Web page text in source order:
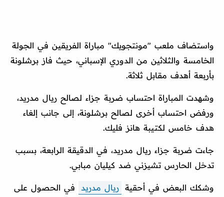
واستضاف ملعب "مونتجويك" مباراة الفريقين في الجولة
الخامسة والثلاثين من الدوري الإسباني، حيث فاز برشلونة
بأربعة أهدف مقابل ثلاثة.
وشهدت المباراة احتساب ضربة جزاء لصالح ريال مدريد،
ورفض احتساب أخرى لصالح برشلونة، إلى جانب إلغاء
هدف خامس لكتيبة هانز فليك.
جاءت ضربة جزاء ريال مدريد، في الدقيقة الرابعة، بسبب
تدخل الحارس تشيزني ضد كيليان مبابي.
وشكك البعض في أحقية ريال مدريد
في الحصول على